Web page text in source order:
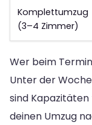
Komplettumzug
(3–4 Zimmer)
Wer beim
Unter der
sind
deinen Umzug